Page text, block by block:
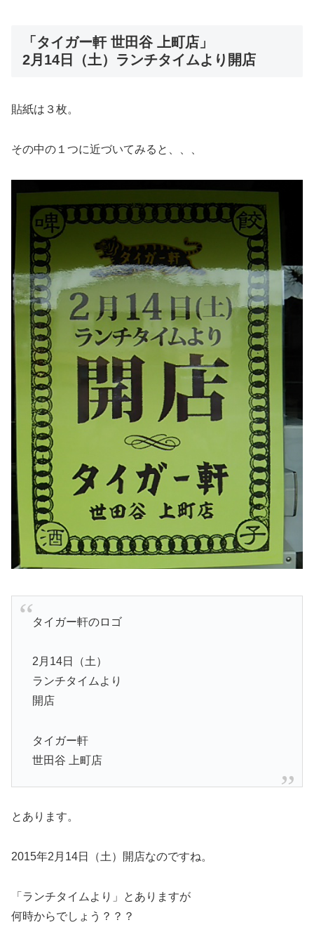
「タイガー軒 世田谷 上町店」
2月14日（土）ランチタイムより開店
貼紙は３枚。
その中の１つに近づいてみると、、、
タイガー軒のロゴ
2月14日（土）
ランチタイムより
開店
タイガー軒
世田谷 上町店
とあります。
2015年2月14日（土）開店なのですね。
「ランチタイムより」とありますが
何時からでしょう？？？